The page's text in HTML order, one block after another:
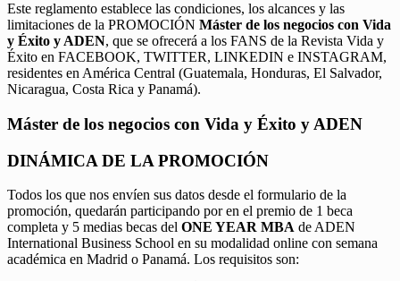
Este reglamento establece las condiciones, los alcances y las
limitaciones de la PROMOCIÓN Máster de los negocios con Vida
y Éxito y ADEN, que se ofrecerá a los FANS de la Revista Vida y
Éxito en FACEBOOK, TWITTER, LINKEDIN e INSTAGRAM,
residentes en América Central (Guatemala, Honduras, El Salvador,
Nicaragua, Costa Rica y Panamá).
Máster de los negocios con Vida y Éxito y ADEN
DINÁMICA DE LA PROMOCIÓN
Todos los que nos envíen sus datos desde el formulario de la
promoción, quedarán participando por en el premio de 1 beca
completa y 5 medias becas del ONE YEAR MBA de ADEN
International Business School en su modalidad online con semana
académica en Madrid o Panamá. Los requisitos son: